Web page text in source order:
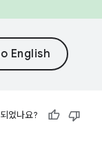
었나요?